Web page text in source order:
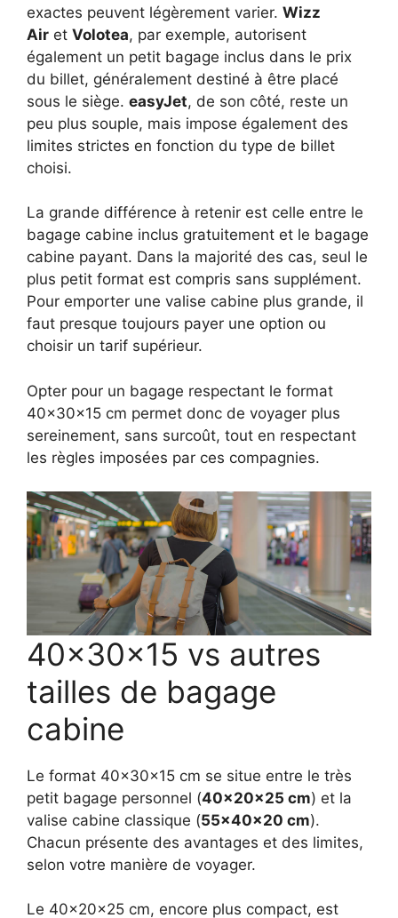
exactes peuvent légèrement varier. Wizz
Air et Volotea, par exemple, autorisent
également un petit bagage inclus dans le prix
du billet, généralement destiné à être placé
sous le siège. easyJet, de son côté, reste un
peu plus souple, mais impose également des
limites strictes en fonction du type de billet
choisi.
La grande différence à retenir est celle entre le
bagage cabine inclus gratuitement et le bagage
cabine payant. Dans la majorité des cas, seul le
plus petit format est compris sans supplément.
Pour emporter une valise cabine plus grande, il
faut presque toujours payer une option ou
choisir un tarif supérieur.
Opter pour un bagage respectant le format
40x30x15 cm permet donc de voyager plus
sereinement, sans surcoût, tout en respectant
les règles imposées par ces compagnies.
40x30x15 vs autres
tailles de bagage
cabine
Le format 40x30x15 cm se situe entre le très
petit bagage personnel (40x20x25 cm) et la
valise cabine classique (55x40x20 cm).
Chacun présente des avantages et des limites,
selon votre manière de voyager.
Le 40x20x25 cm, encore plus compact, est